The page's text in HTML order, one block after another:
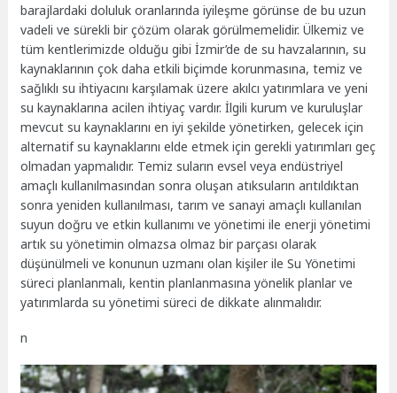
barajlardaki doluluk oranlarında iyileşme görünse de bu uzun
vadeli ve sürekli bir çözüm olarak görülmemelidir. Ülkemiz ve
tüm kentlerimizde olduğu gibi İzmir’de de su havzalarının, su
kaynaklarının çok daha etkili biçimde korunmasına, temiz ve
sağlıklı su ihtiyacını karşılamak üzere akılcı yatırımlara ve yeni
su kaynaklarına acilen ihtiyaç vardır. İlgili kurum ve kuruluşlar
mevcut su kaynaklarını en iyi şekilde yönetirken, gelecek için
alternatif su kaynaklarını elde etmek için gerekli yatırımları geç
olmadan yapmalıdır. Temiz suların evsel veya endüstriyel
amaçlı kullanılmasından sonra oluşan atıksuların arıtıldıktan
sonra yeniden kullanılması, tarım ve sanayi amaçlı kullanılan
suyun doğru ve etkin kullanımı ve yönetimi ile enerji yönetimi
artık su yönetimin olmazsa olmaz bir parçası olarak
düşünülmeli ve konunun uzmanı olan kişiler ile Su Yönetimi
süreci planlanmalı, kentin planlanmasına yönelik planlar ve
yatırımlarda su yönetimi süreci de dikkate alınmalıdır.
n